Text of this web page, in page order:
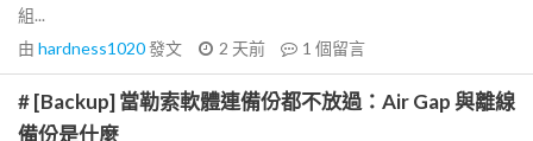
組...
由 hardness1020發文 2 天前 1 個留言
# [Backup] 當勒索軟體連備份都不放過：Air Gap 與離線
備份是什麼